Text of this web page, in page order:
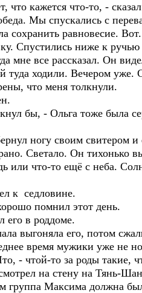
кажется что-то, -
Мы спускались с
сохранить равновесие. Вот.
ниже к ручью
мне все рассказал. Он
ходили. Вечером уже.
что меня толкнули.
бы, - Ольга тоже была
ногу своим свитером и
Светало. Он тихонько
или что-то ещё с неба.
к седловине.
помнил этот день.
в роддоме.
выгоняла его, потом
время мужики уже не
- чтой-то за роды
на стену на Тянь-
группа Максима должна